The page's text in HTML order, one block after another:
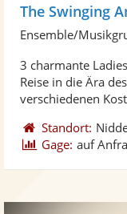
The Swinging
3 charmante
Reise in die Ära
verschiedenen
Standort:
Gage: auf